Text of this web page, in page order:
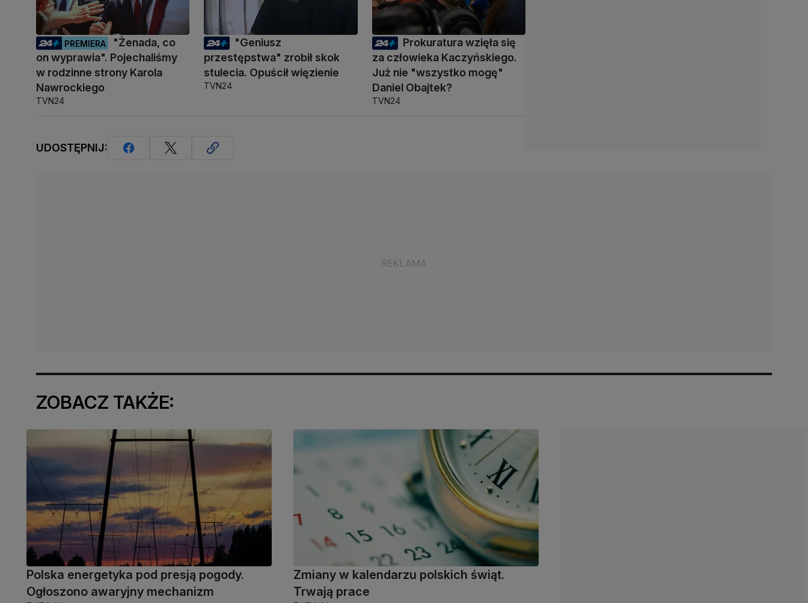
PREMIERA
"Żenada, co
on wyprawia". Pojechaliśmy
w rodzinne strony Karola
Nawrockiego
TVN24
"Geniusz
przestępstwa" zrobił skok
stulecia. Opuścił więzienie
TVN24
Prokuratura wzięła się
za człowieka Kaczyńskiego.
Już nie "wszystko mogę"
Daniel Obajtek?
TVN24
UDOSTĘPNIJ:
ZOBACZ TAKŻE:
Polska energetyka pod presją pogody.
Ogłoszono awaryjny mechanizm
Zmiany w kalendarzu polskich świąt.
Trwają prace